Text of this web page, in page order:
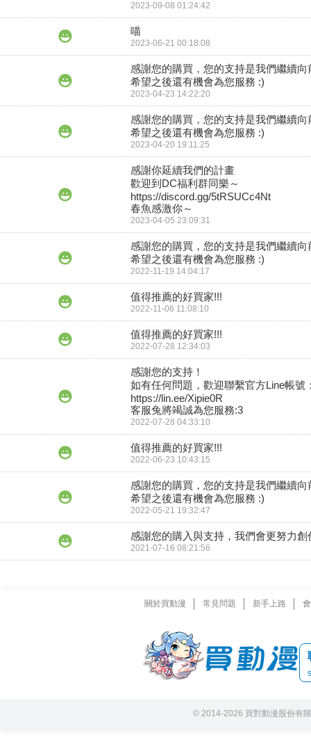
2023-09-08 01:24:42
喵
2023-06-21 00:18:08
感謝您的購買，您的支持是我們繼續向
希望之後還有機會為您服務 :)
2023-04-23 14:22:20
感謝您的購買，您的支持是我們繼續向
希望之後還有機會為您服務 :)
2023-04-20 19:11:25
感謝你延續我們的計畫
歡迎到DC福利群同樂～
https://discord.gg/5tRSUCc4Nt
春魚感激你～
2023-04-05 23:09:31
感謝您的購買，您的支持是我們繼續向
希望之後還有機會為您服務 :)
2022-11-19 14:04:17
值得推薦的好買家!!!
2022-11-06 11:08:10
值得推薦的好買家!!!
2022-07-28 12:34:03
感謝您的支持！
如有任何問題，歡迎聯繫官方Line帳號
https://lin.ee/Xipie0R
客服兔將竭誠為您服務:3
2022-07-28 04:33:10
值得推薦的好買家!!!
2022-06-23 10:43:15
感謝您的購買，您的支持是我們繼續向
希望之後還有機會為您服務 :)
2022-05-21 19:32:47
感謝您的購入與支持，我們會更努力創
2021-07-16 08:21:56
關於買動漫 常見問題 新手上路
© 2014-2026 買對動漫股份有